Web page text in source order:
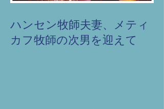
ハンセン牧師夫妻、メティ
カフ牧師の次男を迎えて